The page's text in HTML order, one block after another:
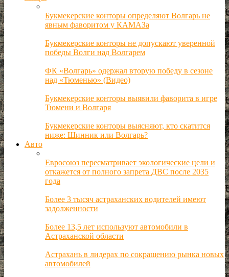
Букмекерские конторы определяют Волгарь не
явным фаворитом у КАМАЗа
Букмекерские конторы не допускают уверенной
победы Волги над Волгарем
ФК «Волгарь» одержал вторую победу в сезоне
над «Тюменью» (Видео)
Букмекерские конторы выявили фаворита в игре
Тюмени и Волгаря
Букмекерские конторы выясняют, кто скатится
ниже: Шинник или Волгарь?
Авто
Евросоюз пересматривает экологические цели и
откажется от полного запрета ДВС после 2035
года
Более 3 тысяч астраханских водителей имеют
задолженности
Более 13,5 лет используют автомобили в
Астраханской области
Астрахань в лидерах по сокращению рынка новых
автомобилей